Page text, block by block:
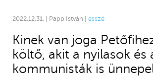
2022.12.31. | Papp István | esszé
Kinek van joga
költő, akit a nyilasok és
kommunisták is